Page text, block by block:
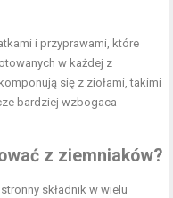
i przyprawami, które
w każdej z
się z ziołami, takimi
bardziej wzbogaca
z ziemniaków?
składnik w wielu